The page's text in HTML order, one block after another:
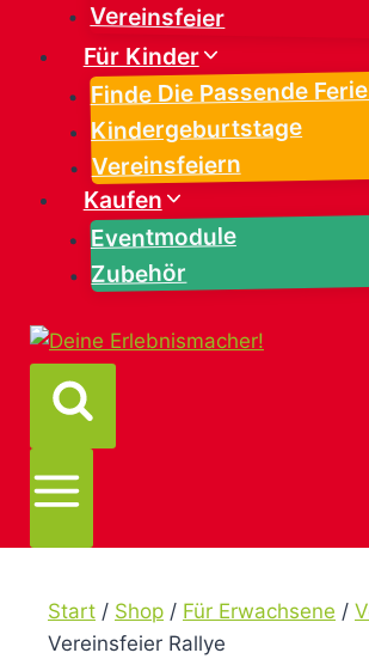
Vereinsfeier
Für Kinder
Finde Die Passende
Kindergeburtstage
Vereinsfeiern
Kaufen
Eventmodule
Zubehör
Start / Shop / Für Erwachsene /
Vereinsfeier Rallye